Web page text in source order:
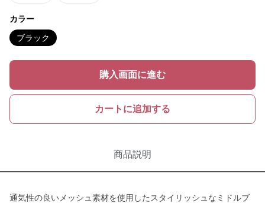
カラー
ブラック
購入画面に進む
カートに追加する
商品説明
通気性の良いメッシュ素材を使用したスタイリッシュなミドルブ